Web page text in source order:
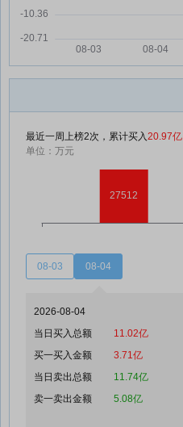
最近一周上榜2次，累计买入20.97亿
单位：万元
08-03 08-04
2026-08-04
当日买入总额
11.02亿
买一买入金额
3.71亿
当日卖出总额
11.74亿
卖一卖出金额
5.08亿